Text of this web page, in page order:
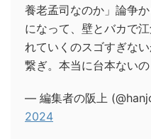
養老孟司なのか」論争
になって、壁とバカで
れていくのスゴすぎな
繋ぎ。本当に台本ない
— 編集者の阪上
2024